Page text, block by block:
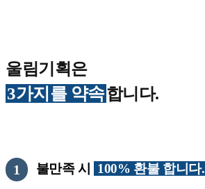
울림기획은
3가지를 약속합니다.
1 불만족 시 100% 환불 합니다.